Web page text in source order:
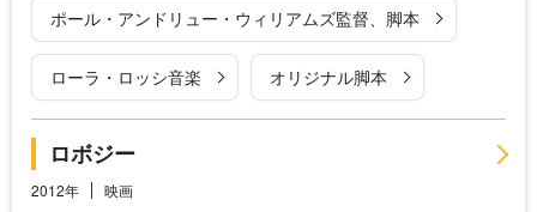
ポール・アンドリュー・ウィリアムズ監督、脚本
ローラ・ロッシ音楽 オリジナル脚本
ロボジー
2012年
映画